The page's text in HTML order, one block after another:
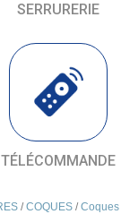
SERRURERIE
TÉLÉCOMMANDE
/COQUES /Coques